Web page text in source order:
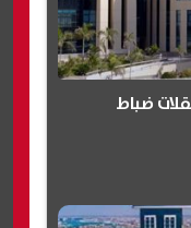
ضباط